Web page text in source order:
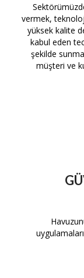
vermek,
yüksek kalite
kabul eden
şekilde
müşteri ve